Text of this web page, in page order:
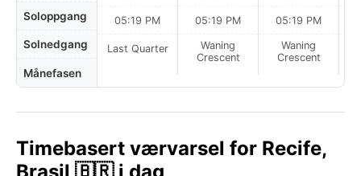
Soloppgang
Solnedgang
Månefasen
05:19 PM
Last Quarter
05:19 PM
Waning
Crescent
05:19 PM
Waning
Crescent
Timebasert værvarsel for Recife,